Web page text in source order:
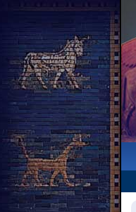
وقفة تذكارية لقناة عشتار في